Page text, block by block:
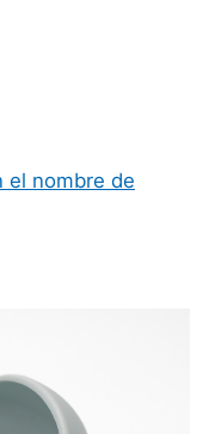
el nombre de